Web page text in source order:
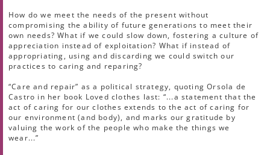
How do we meet the needs of the present without
compromising the ability of future generations to meet their
own needs? What if we could slow down, fostering a culture of
appreciation instead of exploitation? What if instead of
appropriating, using and discarding we could switch our
practices to caring and reparing?
“Care and repair” as a political strategy, quoting Orsola de
Castro in her book Loved clothes last: “...a statement that the
act of caring for our clothes extends to the act of caring for
our environment (and body), and marks our gratitude by
valuing the work of the people who make the things we
wear...”